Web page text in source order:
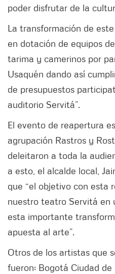
poder disfrutar de la
La transformación de
en dotación de equipos
tarima y camerinos por
Usaquén dando así
de presupuestos
auditorio Servitá”.
El evento de reapertura
agrupación Rastros y
deleitaron a toda la
a esto, el alcalde local,
que “el objetivo con esta
nuestro teatro Servitá en
esta importante
apuesta al arte”.
Otros de los artistas que
fueron: Bogotá Ciudad